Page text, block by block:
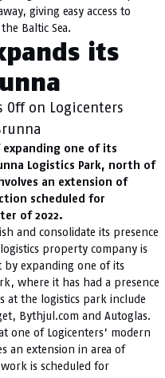
giving easy access to
Baltic Sea.
its
Offon Logicenters
one of its
Logistics Park, north of
an extension of
scheduled for
of 2022.
and consolidate its presence
property company is
expanding one of its
where it has had a presence
at the logistics park include
Bythjul.com and Autoglas.
one of Logicenters’ modern
an extension in area of
work is scheduled for